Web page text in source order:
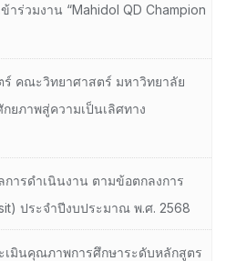
ร่วมงาน “Mahidol QD Champion
คณะวิทยาศาสตร์ มหาวิทยาลัย
ยภาพสู่ความเป็นเลิศทาง
ารดำเนินงาน ตามข้อตกลงการ
ประจำปีงบประมาณ พ.ศ. 2568
เมินคุณภาพการศึกษาระดับหลักสูตร